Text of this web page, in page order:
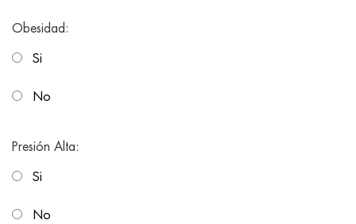
Obesidad:
Si
No
Presión Alta:
Si
No